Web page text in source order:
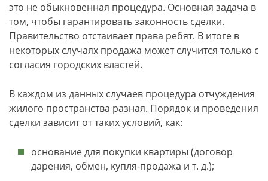
это не обыкновенная процедура. Основная задача в
том, чтобы гарантировать законность сделки.
Правительство отстаивает права ребят. В итоге в
некоторых случаях продажа может случится только с
согласия городских властей.
В каждом из данных случаев процедура отчуждения
жилого пространства разная. Порядок и проведения
сделки зависит от таких условий, как:
основание для покупки квартиры (договор
дарения, обмен, купля-продажа и т. д.);